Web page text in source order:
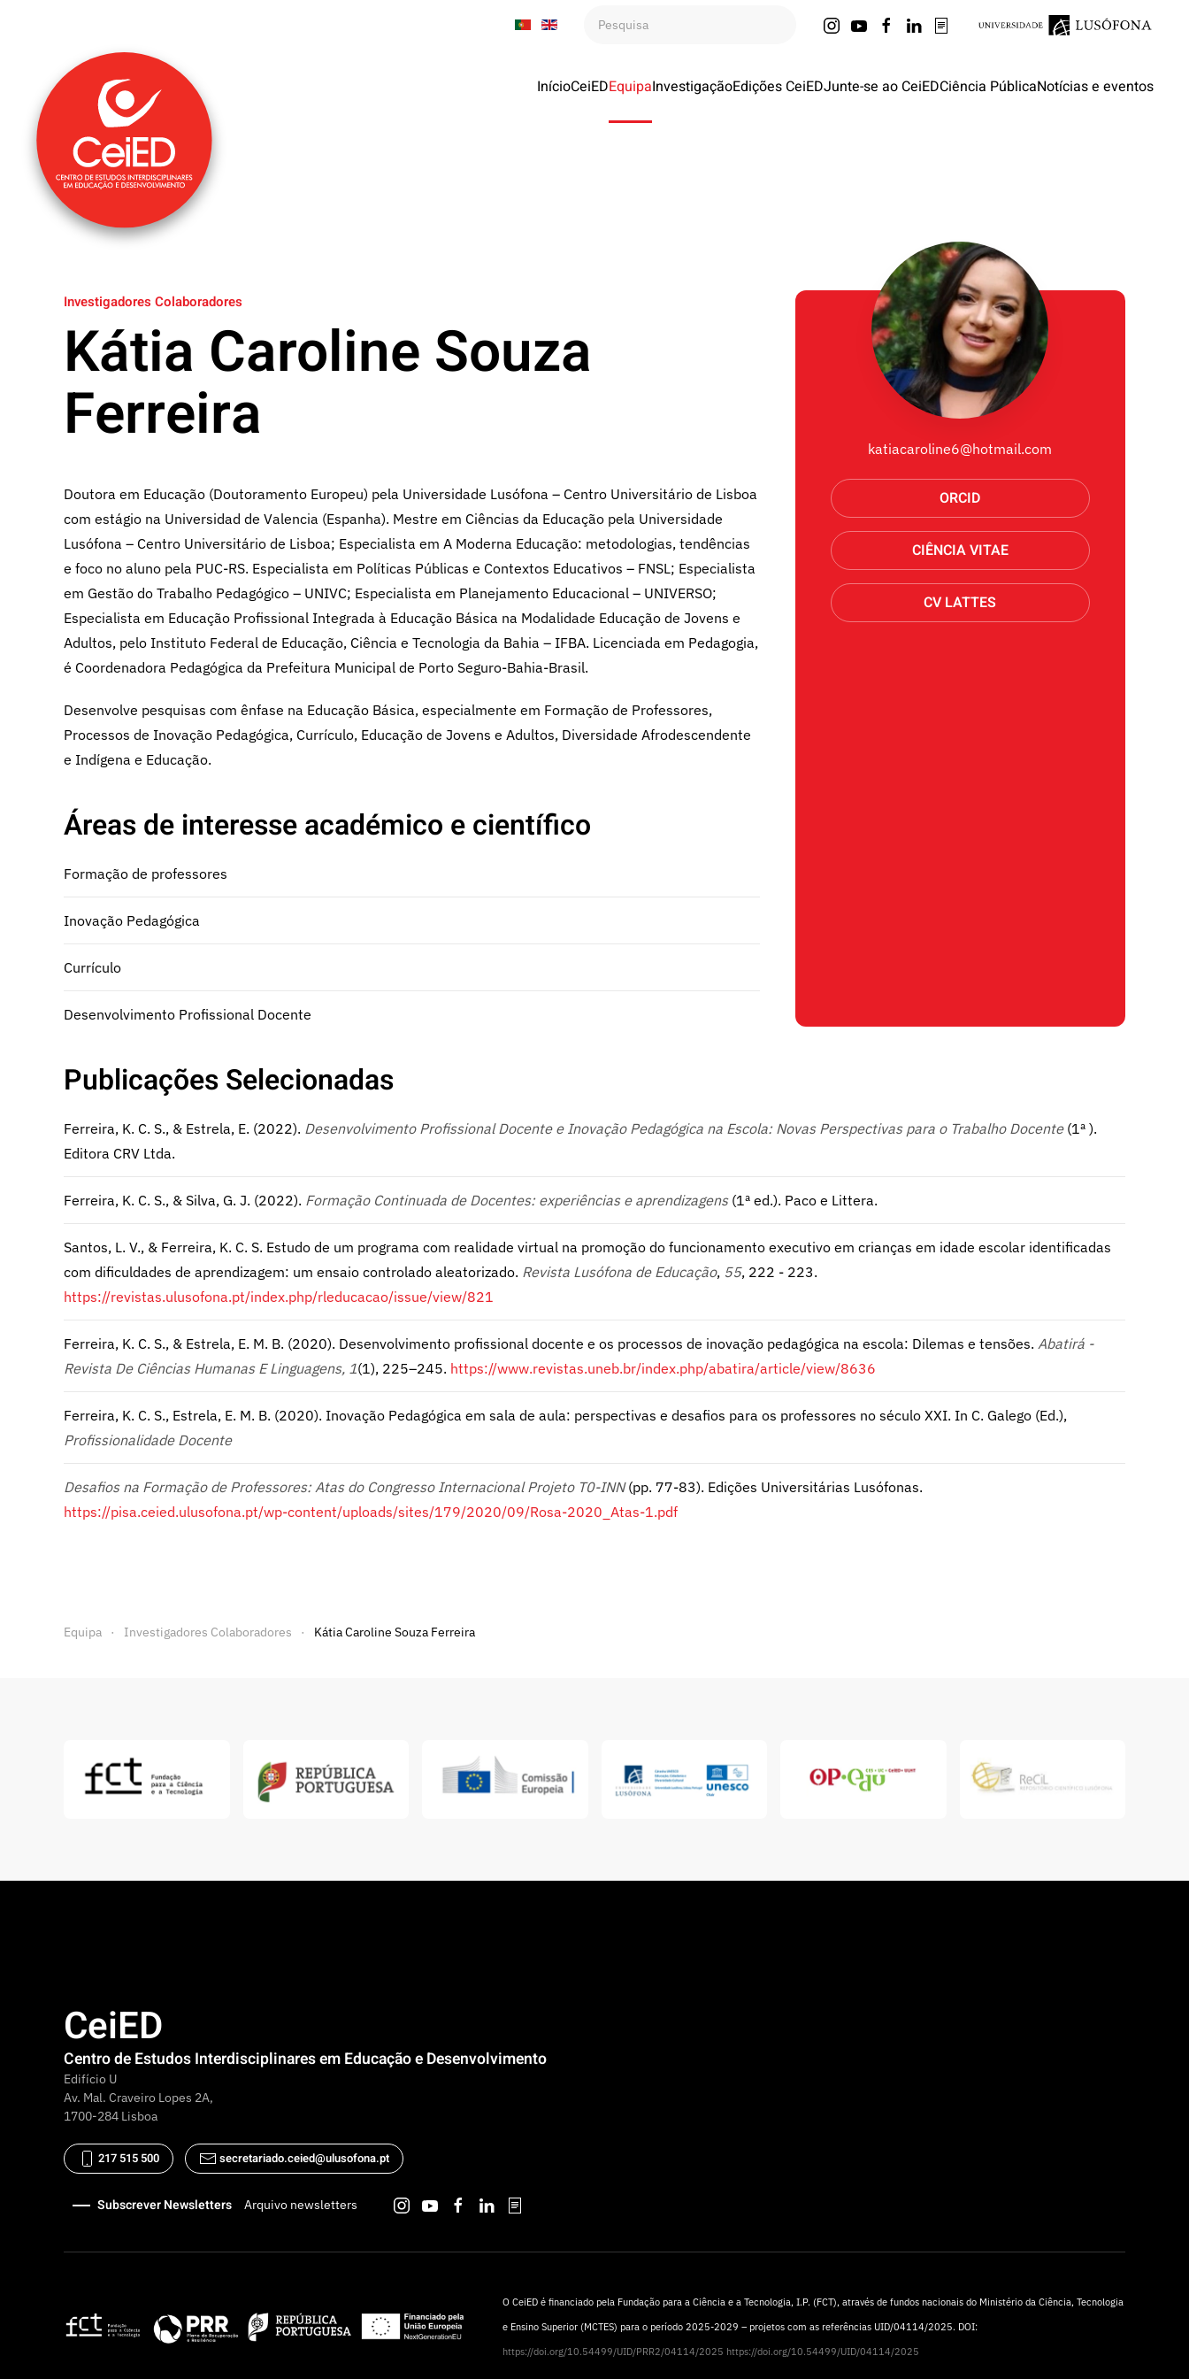
Saltar para o conteúdo principal
InícioCeiEDEquipaInvestigaçãoEdições CeiEDJunte-se ao CeiEDCiência PúblicaNotícias e eventos
katiacaroline6@hotmail.com
ORCID
CIÊNCIA VITAE
CV LATTES
Investigadores Colaboradores
Kátia Caroline Souza
Ferreira
Doutora em Educação (Doutoramento Europeu) pela Universidade Lusófona – Centro Universitário de Lisboa
com estágio na Universidad de Valencia (Espanha). Mestre em Ciências da Educação pela Universidade
Lusófona – Centro Universitário de Lisboa; Especialista em A Moderna Educação: metodologias, tendências
e foco no aluno pela PUC-RS. Especialista em Políticas Públicas e Contextos Educativos – FNSL; Especialista
em Gestão do Trabalho Pedagógico – UNIVC; Especialista em Planejamento Educacional – UNIVERSO;
Especialista em Educação Profissional Integrada à Educação Básica na Modalidade Educação de Jovens e
Adultos, pelo Instituto Federal de Educação, Ciência e Tecnologia da Bahia – IFBA. Licenciada em Pedagogia,
é Coordenadora Pedagógica da Prefeitura Municipal de Porto Seguro-Bahia-Brasil.
Desenvolve pesquisas com ênfase na Educação Básica, especialmente em Formação de Professores,
Processos de Inovação Pedagógica, Currículo, Educação de Jovens e Adultos, Diversidade Afrodescendente
e Indígena e Educação.
Áreas de interesse académico e científico
Formação de professores
Inovação Pedagógica
Currículo
Desenvolvimento Profissional Docente
Publicações Selecionadas
Ferreira, K. C. S., & Estrela, E. (2022). Desenvolvimento Profissional Docente e Inovação Pedagógica na Escola: Novas Perspectivas para o Trabalho Docente(1ª ).
Editora CRV Ltda.
Ferreira, K. C. S., & Silva, G. J. (2022). Formação Continuada de Docentes: experiências e aprendizagens (1ª ed.). Paco e Littera.
Santos, L. V., & Ferreira, K. C. S. Estudo de um programa com realidade virtual na promoção do funcionamento executivo em crianças em idade escolar identificadas
com dificuldades de aprendizagem: um ensaio controlado aleatorizado. Revista Lusófona de Educação, 55, 222 - 223.
https://revistas.ulusofona.pt/index.php/rleducacao/issue/view/821
Ferreira, K. C. S., & Estrela, E. M. B. (2020). Desenvolvimento profissional docente e os processos de inovação pedagógica na escola: Dilemas e tensões. Abatirá -
Revista De Ciências Humanas E Linguagens, 1(1), 225–245. https://www.revistas.uneb.br/index.php/abatira/article/view/8636
Ferreira, K. C. S., Estrela, E. M. B. (2020). Inovação Pedagógica em sala de aula: perspectivas e desafios para os professores no século XXI. In C. Galego (Ed.),
Profissionalidade Docente
Desafios na Formação de Professores: Atas do Congresso Internacional Projeto T0-INN(pp. 77-83). Edições Universitárias Lusófonas.
https://pisa.ceied.ulusofona.pt/wp-content/uploads/sites/179/2020/09/Rosa-2020_Atas-1.pdf
Equipa Investigadores Colaboradores Kátia Caroline Souza Ferreira
CeiED
Centro de Estudos Interdisciplinares em Educação e Desenvolvimento
Edifício U
Av. Mal. Craveiro Lopes 2A,
1700-284 Lisboa
217 515 500 secretariado.ceied@ulusofona.pt
Subscrever Newsletters Arquivo newsletters
O CeiED é financiado pela Fundação para a Ciência e a Tecnologia, I.P. (FCT), através de fundos nacionais do Ministério da Ciência, Tecnologia
e Ensino Superior (MCTES) para o período 2025-2029 – projetos com as referências UID/04114/2025. DOI:
https://doi.org/10.54499/UID/PRR2/04114/2025 https://doi.org/10.54499/UID/04114/2025